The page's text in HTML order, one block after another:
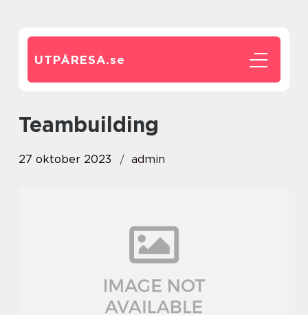
UTPÅRESA.se
teambuilding
27 oktober 2023 admin